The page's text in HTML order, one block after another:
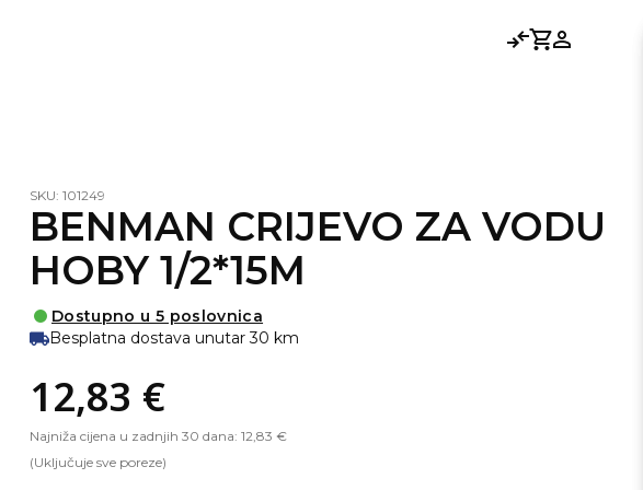
Usporedi
Košarica
Prijavi se
SKU: 101249
BENMAN CRIJEVO ZA VODU
HOBY 1/2*15M
Dostupno u 5 poslovnica
Besplatna dostava unutar 30 km
12,83 €
Najniža cijena u zadnjih 30 dana: 12,83 €
(Uključuje sve poreze)